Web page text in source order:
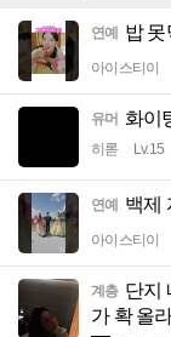
연예 밥 못
아이스티이
유머 화이
히롣 Lv.15
연예 백제
아이스티이
계층 단지
가 확 올